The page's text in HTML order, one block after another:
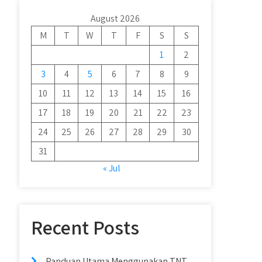
August 2026
M
T W T F S
S
1
2
3
4 5 6 7 8
9
10
11 12 13 14 15
16
17
18 19 20 21 22
23
24
25 26 27 28 29
30
31
« Jul
Recent Posts